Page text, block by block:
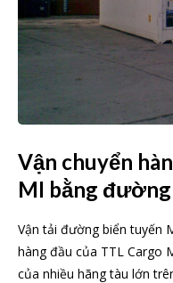
Vận chuyển
MI bằng
Vận tải đường biển tuyến
hàng đầu của TTL Cargo
của nhiều hãng tàu lớn